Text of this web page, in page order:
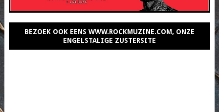
BEZOEK OOK EENS WWW.ROCKMUZINE.COM, ONZE
ENGELSTALIGE ZUSTERSITE